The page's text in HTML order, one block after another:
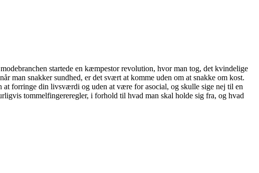
startede en kæmpestor revolution, hvor man tog, det kvindelige
man snakker sundhed, er det svært at komme uden om at snakke om kost.
forringe din livsværdi og uden at være for asocial, og skulle sige nej til en
tommelfingereregler, i forhold til hvad man skal holde sig fra, og hvad